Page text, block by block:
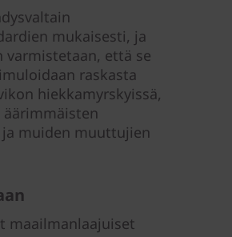
mukaisesti, ja
varmistetaan, että se
raskasta
hiekkamyrskyissä,
muiden muuttujien
maailmanlaajuiset